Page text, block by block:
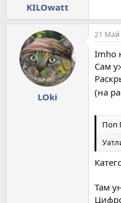
KILOwatt
LОki
21 Май
Imho
Сам
(на
Поп
Там